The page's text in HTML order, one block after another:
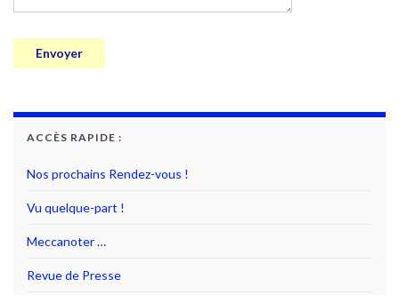
ACCÈS RAPIDE :
Nos prochains Rendez-vous !
Vu quelque-part !
Meccanoter …
Revue de Presse